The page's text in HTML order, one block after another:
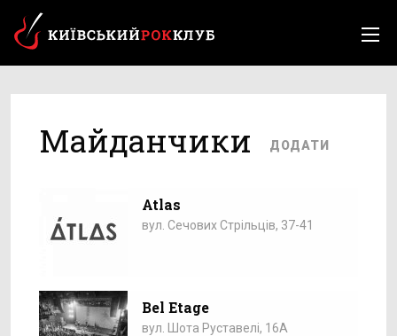
ДОДАТИ
Майданчики
Atlas
вул. Сечових Стрільців, 37-41
Bel Etage
вул. Шота Руставелі, 16А